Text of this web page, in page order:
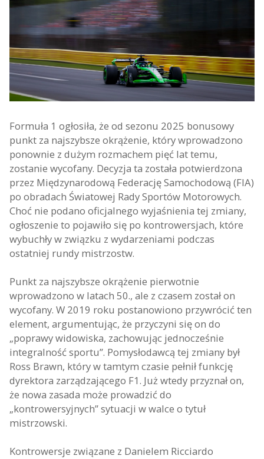
Formuła 1 ogłosiła, że od sezonu 2025 bonusowy
punkt za najszybsze okrążenie, który wprowadzono
ponownie z dużym rozmachem pięć lat temu,
zostanie wycofany. Decyzja ta została potwierdzona
przez Międzynarodową Federację Samochodową (FIA)
po obradach Światowej Rady Sportów Motorowych.
Choć nie podano oficjalnego wyjaśnienia tej zmiany,
ogłoszenie to pojawiło się po kontrowersjach, które
wybuchły w związku z wydarzeniami podczas
ostatniej rundy mistrzostw.
Punkt za najszybsze okrążenie pierwotnie
wprowadzono w latach 50., ale z czasem został on
wycofany. W 2019 roku postanowiono przywrócić ten
element, argumentując, że przyczyni się on do
„poprawy widowiska, zachowując jednocześnie
integralność sportu”. Pomysłodawcą tej zmiany był
Ross Brawn, który w tamtym czasie pełnił funkcję
dyrektora zarządzającego F1. Już wtedy przyznał on,
że nowa zasada może prowadzić do
„kontrowersyjnych” sytuacji w walce o tytuł
mistrzowski.
Kontrowersje związane z Danielem Ricciardo